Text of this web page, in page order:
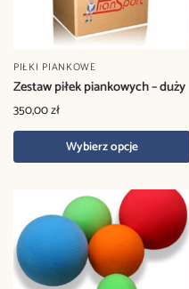
PIŁKI PIANKOWE
Zestaw piłek piankowych – duży
350,00zł
Wybierz opcje